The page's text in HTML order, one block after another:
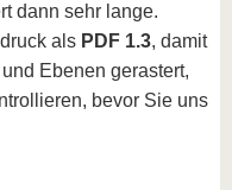
dann sehr lange.
als PDF 1.3, damit
Ebenen gerastert,
bevor Sie uns